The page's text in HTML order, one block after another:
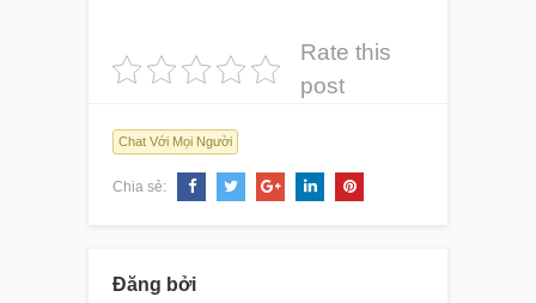
Rate this
post
Chat Với Mọi Người
Chia sẻ:
Đăng bởi